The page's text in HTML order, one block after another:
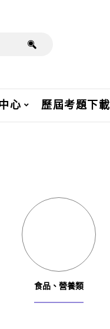
心 歷屆考題下載
食品、營養類